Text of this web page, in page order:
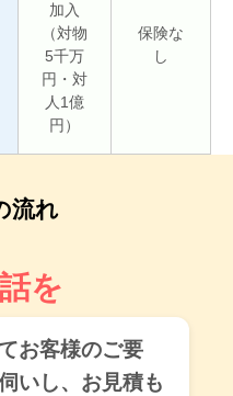
加入
（対物
5千万
円・対
人1億
円）
保険な
し
流れ
を
お客様のご要
いし、お見積も